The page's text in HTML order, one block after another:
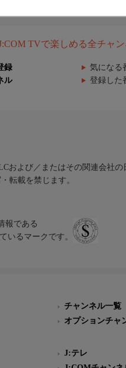
TVで楽しめる全チャ
録 気になる
ル 登録した
および／またはその関連会社
転載を禁じます。
報である
いるマークです。
チャンネル一覧
オプションチャ
J:テレ